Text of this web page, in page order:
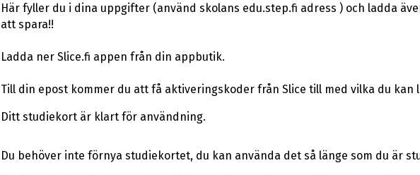
Här fyller du i dina uppgifter (använd skolans edu.step.fi adress ) och ladda
att spara!!
Ladda ner Slice.fi appen från din appbutik.
Till din epost kommer du att få aktiveringskoder från Slice till med vilka du kan
Ditt studiekort är klart för användning.
Du behöver inte förnya studiekortet, du kan använda det så länge som du är